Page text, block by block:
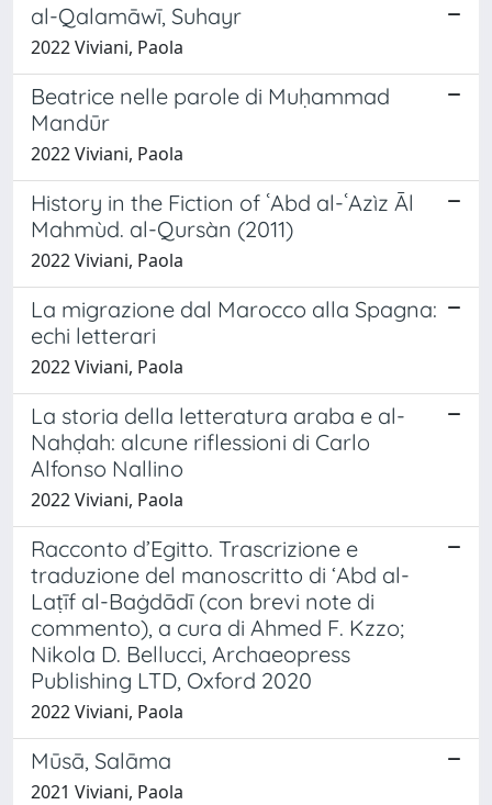
al-Qalamāwī, Suhayr
2022 Viviani, Paola
Beatrice nelle parole di Muḥammad
Mandūr
2022 Viviani, Paola
History in the Fiction of ʿAbd al-ʿAzìz Āl
Mahmùd. al-Qursàn (2011)
2022 Viviani, Paola
La migrazione dal Marocco alla Spagna:
echi letterari
2022 Viviani, Paola
La storia della letteratura araba e al-
Nahḍah: alcune riflessioni di Carlo
Alfonso Nallino
2022 Viviani, Paola
Racconto d’Egitto. Trascrizione e
traduzione del manoscritto di ‘Abd al-
Laṭīf al-Baġdādī (con brevi note di
commento), a cura di Ahmed F. Kzzo;
Nikola D. Bellucci, Archaeopress
Publishing LTD, Oxford 2020
2022 Viviani, Paola
Mūsā, Salāma
2021 Viviani, Paola